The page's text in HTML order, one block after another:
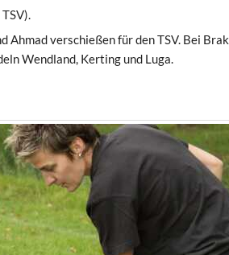
Ahmad verschießen für den TSV. Bei
Wendland, Kerting und Luga.